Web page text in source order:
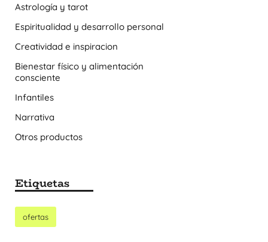
Astrología y tarot
Espiritualidad y desarrollo personal
Creatividad e inspiracion
Bienestar físico y alimentación
consciente
Infantiles
Narrativa
Otros productos
Etiquetas
ofertas